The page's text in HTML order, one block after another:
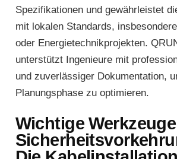
Spezifikationen und gewährleistet
mit lokalen Standards,
oder Energietechnikprojekten.
unterstützt Ingenieure mit
und zuverlässiger Dokumentation,
Planungsphase zu optimieren.
Wichtige